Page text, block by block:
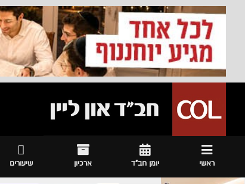
ראשי יומן חב"ד ארכיון שיעורים